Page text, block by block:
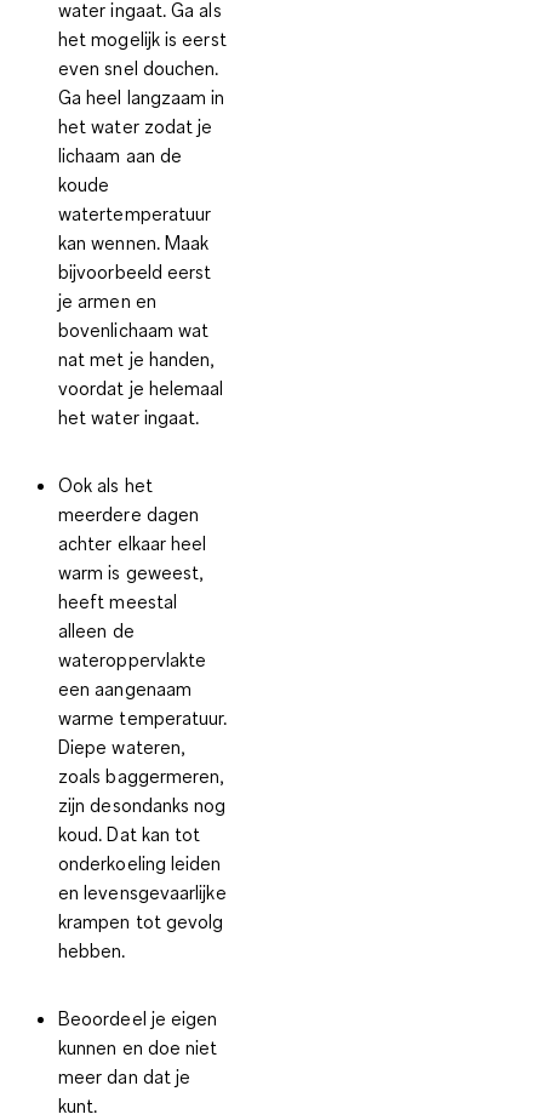
water ingaat. Ga als
het mogelijk is eerst
even snel douchen.
Ga heel langzaam in
het water zodat je
lichaam aan de
koude
watertemperatuur
kan wennen. Maak
bijvoorbeeld eerst
je armen en
bovenlichaam wat
nat met je handen,
voordat je helemaal
het water ingaat.
Ook als het
meerdere dagen
achter elkaar heel
warm is geweest,
heeft meestal
alleen de
wateroppervlakte
een aangenaam
warme temperatuur.
Diepe wateren,
zoals baggermeren,
zijn desondanks nog
koud. Dat kan tot
onderkoeling leiden
en levensgevaarlijke
krampen tot gevolg
hebben.
Beoordeel je eigen
kunnen en doe niet
meer dan dat je
kunt.